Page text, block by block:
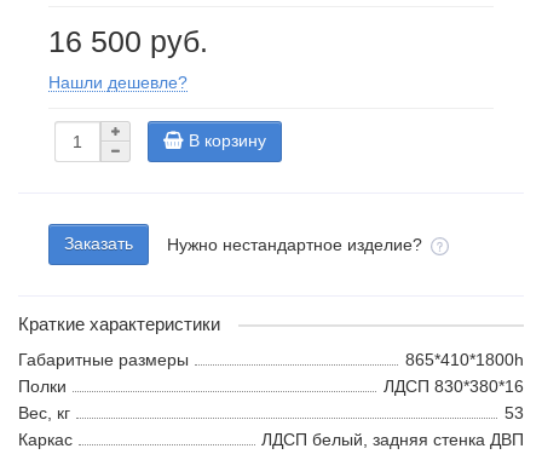
16 500 руб.
Нашли дешевле?
В корзину
Заказать Нужно нестандартное изделие?
Краткие характеристики
Габаритные размеры
865*410*1800h
Полки
ЛДСП 830*380*16
Вес, кг
53
Каркас
ЛДСП белый, задняя стенка ДВП